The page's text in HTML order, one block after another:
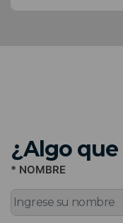
¿Algo
* NOMBRE